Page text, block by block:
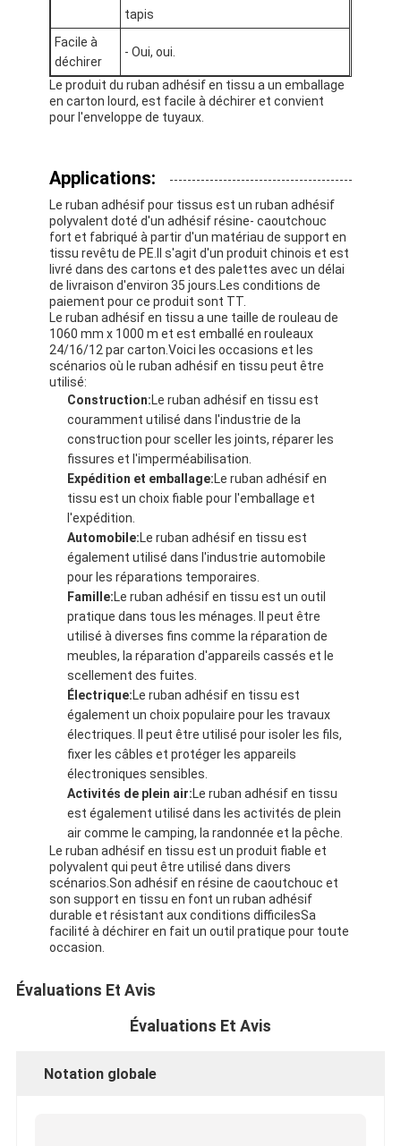
Bande de tissu en verre de papier d'aluminium
L'aluminium a fait face au papier d'emballage
Tissu de fibre de verre de papier d'aluminium
Bande de canevas d'aluminium
Ruban adhésif de tissu
Ruban adhésif dégrossi par double
Ruban adhésif d'ANIMAL FAMILIER
Moulage de précision de précision
Panneau d'isolation électrique
tapis
Facile à
déchirer
- Oui, oui.
Le produit du ruban adhésif en tissu a un emballage
en carton lourd, est facile à déchirer et convient
pour l'enveloppe de tuyaux.
Applications:
Le ruban adhésif pour tissus est un ruban adhésif
polyvalent doté d'un adhésif résine- caoutchouc
fort et fabriqué à partir d'un matériau de support en
tissu revêtu de PE.Il s'agit d'un produit chinois et est
livré dans des cartons et des palettes avec un délai
de livraison d'environ 35 jours.Les conditions de
paiement pour ce produit sont TT.
Le ruban adhésif en tissu a une taille de rouleau de
1060 mm x 1000 m et est emballé en rouleaux
24/16/12 par carton.Voici les occasions et les
scénarios où le ruban adhésif en tissu peut être
utilisé:
Construction:Le ruban adhésif en tissu est
couramment utilisé dans l'industrie de la
construction pour sceller les joints, réparer les
fissures et l'imperméabilisation.
Expédition et emballage:Le ruban adhésif en
tissu est un choix fiable pour l'emballage et
l'expédition.
Automobile:Le ruban adhésif en tissu est
également utilisé dans l'industrie automobile
pour les réparations temporaires.
Famille:Le ruban adhésif en tissu est un outil
pratique dans tous les ménages. Il peut être
utilisé à diverses fins comme la réparation de
meubles, la réparation d'appareils cassés et le
scellement des fuites.
Électrique:Le ruban adhésif en tissu est
également un choix populaire pour les travaux
électriques. Il peut être utilisé pour isoler les fils,
fixer les câbles et protéger les appareils
électroniques sensibles.
Activités de plein air:Le ruban adhésif en tissu
est également utilisé dans les activités de plein
air comme le camping, la randonnée et la pêche.
Le ruban adhésif en tissu est un produit fiable et
polyvalent qui peut être utilisé dans divers
scénarios.Son adhésif en résine de caoutchouc et
son support en tissu en font un ruban adhésif
durable et résistant aux conditions difficilesSa
facilité à déchirer en fait un outil pratique pour toute
occasion.
Évaluations Et Avis
Évaluations Et Avis
Notation globale